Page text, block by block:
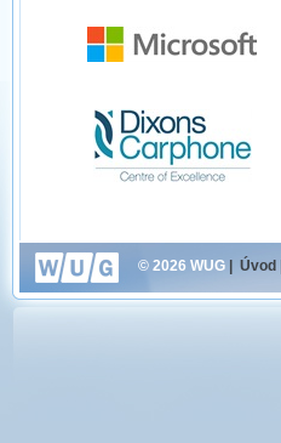
© 2026 WUG Úvod